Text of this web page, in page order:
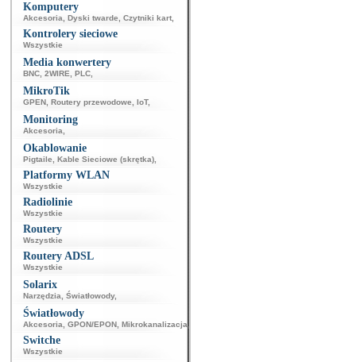
Komputery
Akcesoria Dyski twarde Czytniki kart
Kontrolery sieciowe
Wszystkie
Media konwertery
BNC 2WIRE PLC
MikroTik
GPEN Routery przewodowe IoT,
Monitoring
Akcesoria
Okablowanie
Pigtaile Kable Sieciowe (skrętka)
Platformy WLAN
Wszystkie
Radiolinie
Wszystkie
Routery
Wszystkie
Routery ADSL
Wszystkie
Solarix
Narzędzia Światłowody,
Światłowody
Akcesoria GPON/EPON Mikrokanalizacja
Switche
Wszystkie